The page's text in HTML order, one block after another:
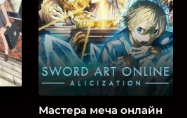
Мастера меча онлайн